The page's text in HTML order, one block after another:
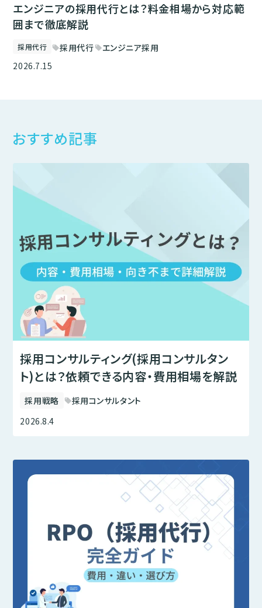
エンジニアの採用代行とは？料金相場から対応範
囲まで徹底解説
採用代行 sell採用代行sellエンジニア採用
2026.7.15
おすすめ記事
採用コンサルティング(採用コンサルタン
ト)とは？依頼できる内容・費用相場を解説
採用戦略 sell採用コンサルタント
2026.8.4